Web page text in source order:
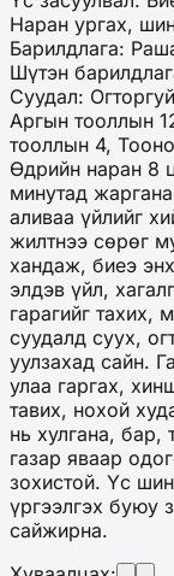
Наран ургах,
Барилдлага:
Шүтэн
Суудал: Огторгуй
Аргын тооллын
тооллын 4,
Өдрийн наран 8
минутад
аливаа үйлийг
жилтнээ сөрөг
хандаж, биеэ
элдэв үйл,
гарагийг тахих,
суудалд суух,
уулзахад сайн.
улаа гаргах,
тавих, нохой
нь хулгана, бар,
газар яваар
зохистой. Үс
үргээлгэх буюу
сайжирна.